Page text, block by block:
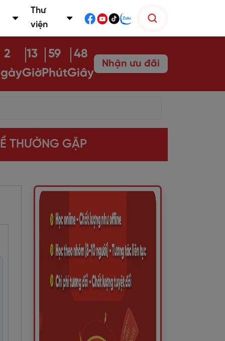
Thư
viện
2
13
Giờ
59
Phút
46
Giây
Nhận ưu đãi
THƯỜNG GẶP